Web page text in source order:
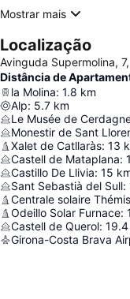
Mostrar mais
Localização
Avinguda Supermolina,
Distância de
la Molina: 1.8 km
Alp: 5.7 km
Le Musée de
Monestir de Sant
Xalet de Catllaràs: 13
Castell de Mataplana:
Castillo De Llivia: 15
Sant Sebastià del Sull:
Centrale solaire Thémis
Odeillo Solar Furnace:
Castell de Querol: 19.4
Girona-Costa Brava